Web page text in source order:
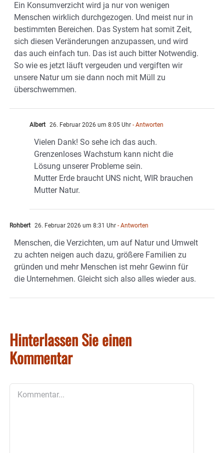
Ein Konsumverzicht wird ja nur von wenigen
Menschen wirklich durchgezogen. Und meist nur in
bestimmten Bereichen. Das System hat somit Zeit,
sich diesen Veränderungen anzupassen, und wird
das auch einfach tun. Das ist auch bitter Notwendig.
So wie es jetzt läuft vergeuden und vergiften wir
unsere Natur um sie dann noch mit Müll zu
überschwemmen.
Albert 26. Februar 2026 um 8:05 Uhr - Antworten
Vielen Dank! So sehe ich das auch.
Grenzenloses Wachstum kann nicht die
Lösung unserer Probleme sein.
Mutter Erde braucht UNS nicht, WIR brauchen
Mutter Natur.
Rohbert 26. Februar 2026 um 8:31 Uhr - Antworten
Menschen, die Verzichten, um auf Natur und Umwelt
zu achten neigen auch dazu, größere Familien zu
gründen und mehr Menschen ist mehr Gewinn für
die Unternehmen. Gleicht sich also alles wieder aus.
Hinterlassen Sie einen
Kommentar